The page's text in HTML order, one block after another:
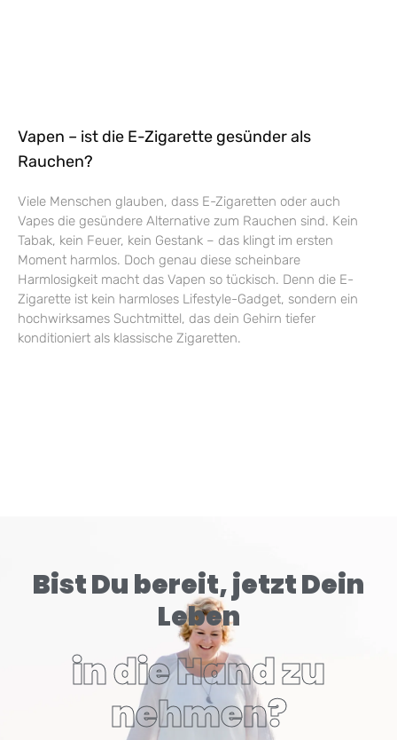
Vapen – ist die E-Zigarette gesünder als
Rauchen?
Viele Menschen glauben, dass E-Zigaretten oder auch
Vapes die gesündere Alternative zum Rauchen sind. Kein
Tabak, kein Feuer, kein Gestank – das klingt im ersten
Moment harmlos. Doch genau diese scheinbare
Harmlosigkeit macht das Vapen so tückisch. Denn die E-
Zigarette ist kein harmloses Lifestyle-Gadget, sondern ein
hochwirksames Suchtmittel, das dein Gehirn tiefer
konditioniert als klassische Zigaretten.
Bist Du bereit, jetzt Dein
Leben
in die Hand zu
nehmen?